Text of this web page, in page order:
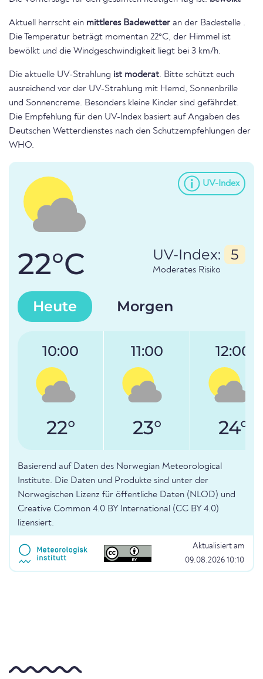
Aktuell herrscht ein mittleres Badewetter an der Badestelle .
Die Temperatur beträgt momentan 22°C, der Himmel ist
bewölkt und die Windgeschwindigkeit liegt bei 3 km/h.
Die aktuelle UV-Strahlung ist moderat. Bitte schützt euch
ausreichend vor der UV-Strahlung mit Hemd, Sonnenbrille
und Sonnencreme. Besonders kleine Kinder sind gefährdet.
Die Empfehlung für den UV-Index basiert auf Angaben des
Deutschen Wetterdienstes nach den Schutzempfehlungen der
WHO.
UV-Index
22°C UV-Index: 5
Moderates Risiko
Heute Morgen
10:00
22°
11:00
23°
12:00
24°
Basierend auf Daten des Norwegian Meteorological
Institute. Die Daten und Produkte sind unter der
Norwegischen Lizenz für öffentliche Daten (NLOD) und
Creative Common 4.0 BY International (CC BY 4.0)
lizensiert.
Aktualisiert am
09.08.2026 10:10